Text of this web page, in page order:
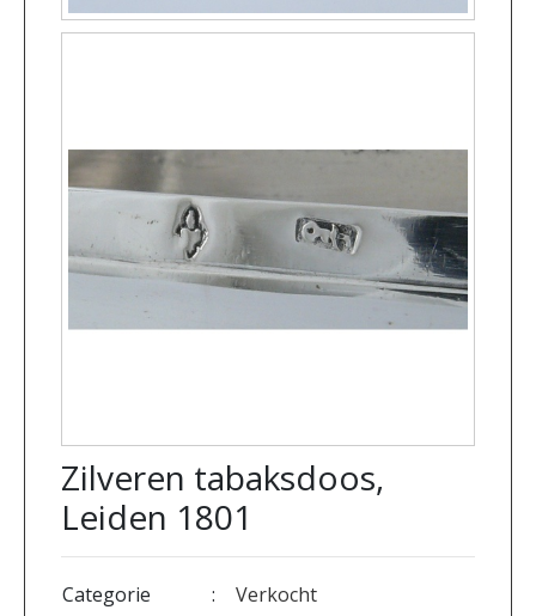
Zilveren tabaksdoos,
Leiden 1801
Categorie :
Verkocht